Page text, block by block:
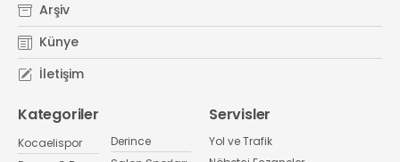
Arşiv
Künye
İletişim
Kategoriler
Kocaelispor
Derince
Servisler
Yol ve Trafik